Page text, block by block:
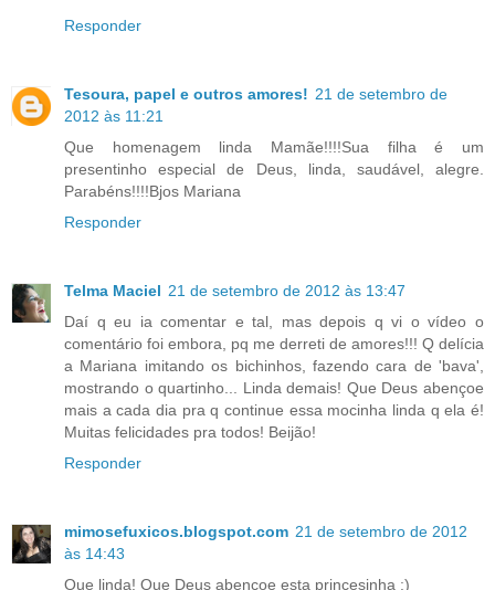
Responder
Tesoura, papel e outros amores! 21 de setembro de
2012 às 11:21
Que homenagem linda Mamãe!!!!Sua filha é um
presentinho especial de Deus, linda, saudável, alegre.
Parabéns!!!!Bjos Mariana
Responder
Telma Maciel 21 de setembro de 2012 às 13:47
Daí q eu ia comentar e tal, mas depois q vi o vídeo o
comentário foi embora, pq me derreti de amores!!! Q delícia
a Mariana imitando os bichinhos, fazendo cara de 'bava',
mostrando o quartinho... Linda demais! Que Deus abençoe
mais a cada dia pra q continue essa mocinha linda q ela é!
Muitas felicidades pra todos! Beijão!
Responder
mimosefuxicos.blogspot.com 21 de setembro de 2012
às 14:43
Que linda! Que Deus abençoe esta princesinha :)